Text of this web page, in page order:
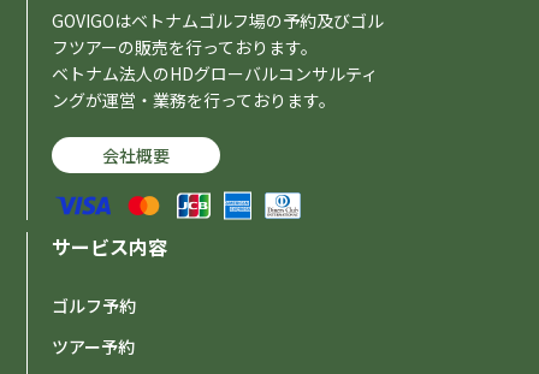
GOVIGOはベトナムゴルフ場の予約及びゴル
フツアーの販売を行っております。
ベトナム法人のHDグローバルコンサルティ
ングが運営・業務を行っております。
会社概要
サービス内容
ゴルフ予約
ツアー予約